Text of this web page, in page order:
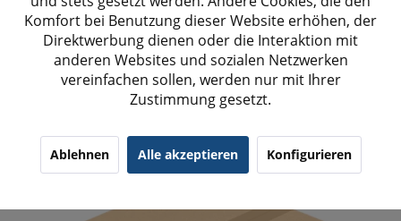
Kartons bedruckenKartons nach Maß
GLS Paketklasse M
400x400x200-300 mm zweiwellige Kartons
(26)4.62/5.00
Komfort bei Benutzung dieser Website erhöhen, der
Direktwerbung dienen oder die Interaktion mit
anderen Websites und sozialen Netzwerken
vereinfachen sollen, werden nur mit Ihrer
Zustimmung gesetzt.
Ablehnen Alle akzeptieren Konfigurieren